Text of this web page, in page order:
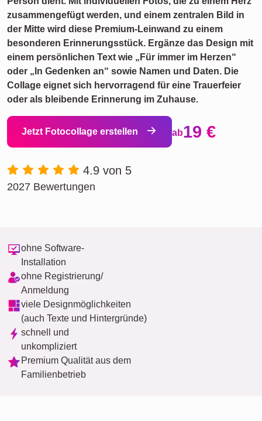
zusammengefügt werden, und einem zentralen Bild in
der Mitte wird diese Premium-Leinwand zu einem
besonderen Erinnerungsstück. Ergänze das Design mit
einem persönlichen Text wie „Für immer im Herzen“
oder „In Gedenken an“ sowie Namen und Daten. Die
Collage eignet sich hervorragend für eine Trauerfeier
oder als bleibende Erinnerung im Zuhause.
Jetzt Fotocollage erstellen ab19 €
4.9 von 5
2027 Bewertungen
ohne Software-
Installation
ohne Registrierung/
Anmeldung
viele Designmöglichkeiten
(auch Texte und Hintergründe)
schnell und
unkompliziert
Premium Qualität aus dem
Familienbetrieb